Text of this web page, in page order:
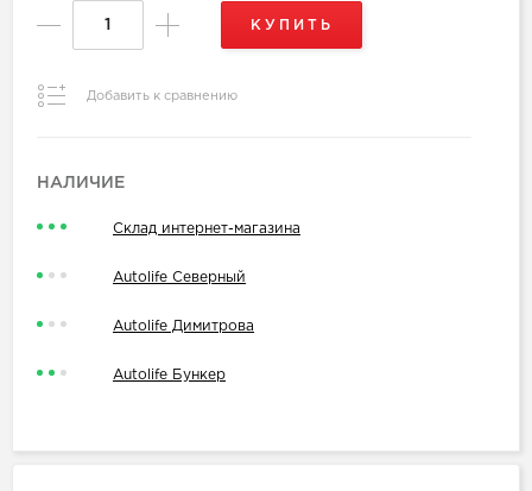
КУПИТЬ
Добавить к сравнению
НАЛИЧИЕ
Склад интернет-магазина
Autolife Северный
Autolife Димитрова
Autolife Бункер